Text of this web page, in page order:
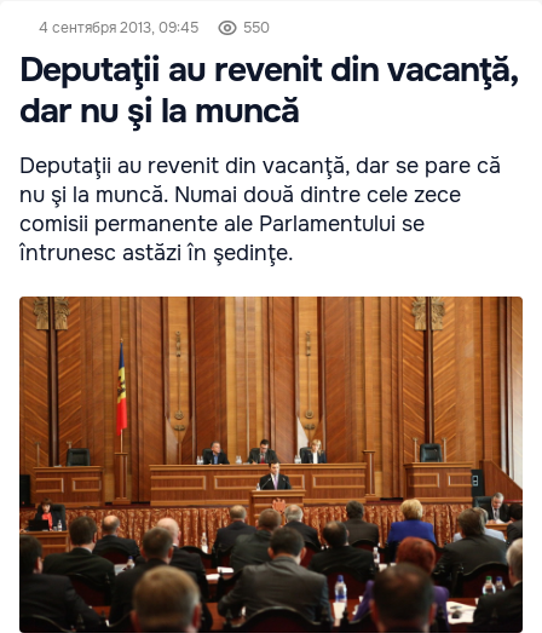
4 сентября 2013, 09:45 550
Deputaţii au revenit din vacanţă,
dar nu şi la muncă
Deputaţii au revenit din vacanţă, dar se pare că
nu şi la muncă. Numai două dintre cele zece
comisii permanente ale Parlamentului se
întrunesc astăzi în şedinţe.